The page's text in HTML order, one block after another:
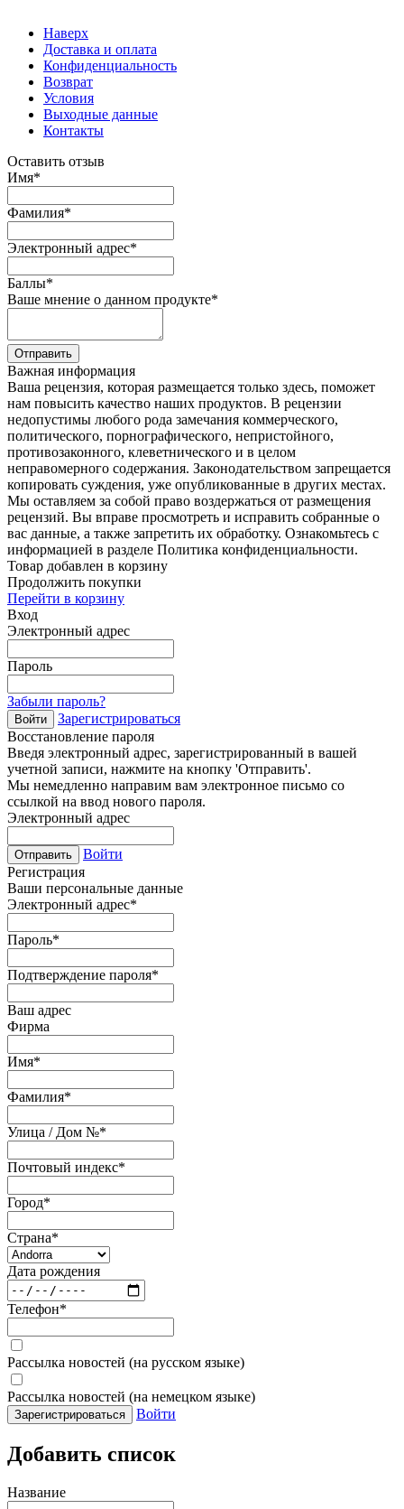
Наверх
Доставка и оплата
Конфиденциальность
Возврат
Условия
Выходные данные
Контакты
Оставить отзыв
Имя*
Фамилия*
Электронный адрес*
Баллы*
Ваше мнение о данном продукте*
Отправить
Важная информация
Ваша рецензия, которая размещается только здесь, поможет
нам повысить качество наших продуктов. В рецензии
недопустимы любого рода замечания коммерческого,
политического, порнографического, непристойного,
противозаконного, клеветнического и в целом
неправомерного содержания. Законодательством запрещается
копировать суждения, уже опубликованные в других местах.
Мы оставляем за собой право воздержаться от размещения
рецензий. Вы вправе просмотреть и исправить собранные о
вас данные, а также запретить их обработку. Ознакомьтесь с
информацией в разделе Политика конфиденциальности.
Товар добавлен в корзину
Продолжить покупки
Перейти в корзину
Вход
Электронный адрес
Пароль
Забыли пароль?
Войти
Зарегистрироваться
Восстановление пароля
Введя электронный адрес, зарегистрированный в вашей
учетной записи, нажмите на кнопку 'Отправить'.
Мы немедленно направим вам электронное письмо со
ссылкой на ввод нового пароля.
Электронный адрес
Отправить
Войти
Регистрация
Ваши персональные данные
Электронный адрес*
Пароль*
Подтверждение пароля*
Ваш адрес
Фирма
Имя*
Фамилия*
Улица / Дом №*
Почтовый индекс*
Город*
Страна*
Дата рождения
Телефон*
Рассылка новостей (на русском языке)
Рассылка новостей (на немецком языке)
Зарегистрироваться Войти
Добавить список
Название